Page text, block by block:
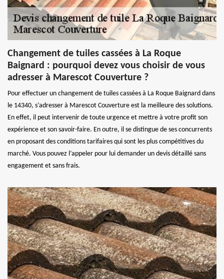
Changement de tuiles cassées à La Roque
Baignard : pourquoi devez vous choisir de vous
adresser à Marescot Couverture ?
Pour effectuer un changement de tuiles cassées à La Roque Baignard dans
le 14340, s’adresser à Marescot Couverture est la meilleure des solutions.
En effet, il peut intervenir de toute urgence et mettre à votre profit son
expérience et son savoir-faire. En outre, il se distingue de ses concurrents
en proposant des conditions tarifaires qui sont les plus compétitives du
marché. Vous pouvez l’appeler pour lui demander un devis détaillé sans
engagement et sans frais.